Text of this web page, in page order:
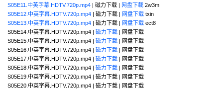
S05E11.中英字幕.HDTV.720p.mp4 | 磁力下载 | 网盘下载 2w3m
S05E12.中英字幕.HDTV.720p.mp4 | 磁力下载 | 网盘下载 txin
S05E13.中英字幕.HDTV.720p.mp4 | 磁力下载 | 网盘下载 ect8
S05E14.中英字幕.HDTV.720p.mp4 | 磁力下载 | 网盘下载
S05E15.中英字幕.HDTV.720p.mp4 | 磁力下载 | 网盘下载
S05E16.中英字幕.HDTV.720p.mp4 | 磁力下载 | 网盘下载
S05E17.中英字幕.HDTV.720p.mp4 | 磁力下载 | 网盘下载
S05E18.中英字幕.HDTV.720p.mp4 | 磁力下载 | 网盘下载
S05E19.中英字幕.HDTV.720p.mp4 | 磁力下载 | 网盘下载
S05E20.中英字幕.HDTV.720p.mp4 | 磁力下载 | 网盘下载